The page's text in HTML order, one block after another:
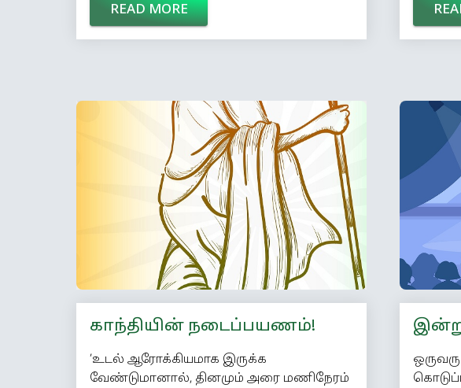
பறவைகள் கனவாக வந்து அவளைத்
தொந்தரவு செய்தன. அதிலும் வாத்துகளாக
முகத்திலேயே வந்து விழுந்தது. திடுக்கிட்டு
விழித்துக் கொண்டாள். கனவு என்று
புரிந்ததும், தண்ணீர் பருகிவிட்டு மறுபடியும்
தூங்கினாள். மறுபடியும் வாத்து கனவே
வந்தது. காலையில் எழுந்ததும் அப்பாவிடம்
READ MORE
லண்டன்
காந்தியின் நடைப்பயணம்!
’உடல் ஆரோக்கியமாக இருக்க
வேண்டுமானால், தினமும் அரை மணிநேரம்